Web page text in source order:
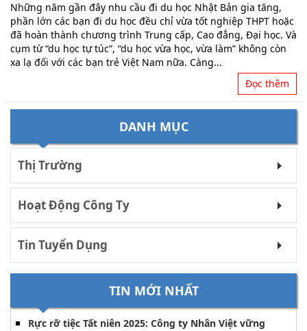
Những năm gần đây nhu cầu đi du học Nhật Bản gia tăng,
phần lớn các bạn đi du học đều chỉ vừa tốt nghiệp THPT hoặc
đã hoàn thành chương trình Trung cấp, Cao đẳng, Đại học. Và
cụm từ “du học tự túc”, “du học vừa học, vừa làm” không còn
xa lạ đối với các bạn trẻ Việt Nam nữa. Càng...
Đọc thêm
DANH MỤC
Thị Trường
Hoạt Động Công Ty
Tin Tuyển Dụng
TIN MỚI NHẤT
Rực rỡ tiệc Tất niên 2025: Công ty Nhân Việt vững